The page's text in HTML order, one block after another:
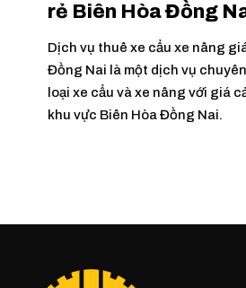
rẻ Biên Hòa Đồng
Dịch vụ thuê xe cẩu xe nâng
Đồng Nai là một dịch vụ
loại xe cẩu và xe nâng với giá
khu vực Biên Hòa Đồng Nai.